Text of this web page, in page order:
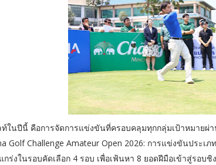
ในปีนี้ คือการจัดการแข่งขันที่ครอบคลุมทุกกลุ่มเป้าหมายผ่า
Golf Challenge Amateur Open 2026: การแข่งขันประ
ร่งในรอบคัดเลือก 4 รอบ เพื่อเฟ้นหา 8 ยอดฝีมือเข้าสู่รอบชิ